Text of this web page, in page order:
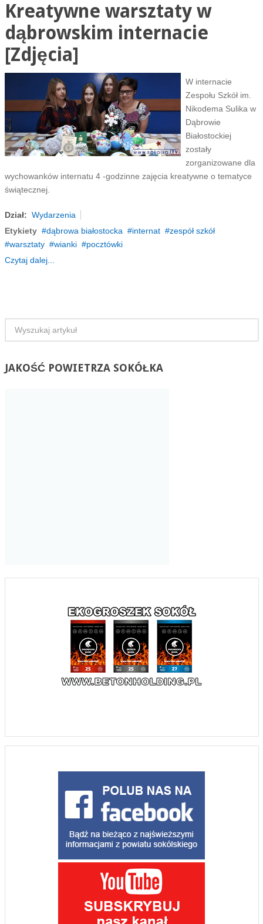
Kreatywne warsztaty w
dąbrowskim internacie
[Zdjęcia]
W internacie
Zespołu Szkół im.
Nikodema Sulika w
Dąbrowie
Białostockiej
zostały
zorganizowane dla
wychowanków internatu 4 -godzinne zajęcia kreatywne o tematyce
świątecznej.
Dział: Wydarzenia
Etykiety
dąbrowa białostocka internat
zespół szkół
warsztaty
wianki
pocztówki
Czytaj dalej...
JAKOŚĆPOWIETRZA SOKÓŁKA